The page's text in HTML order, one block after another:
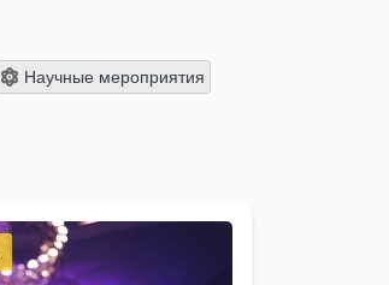
Научные мероприятия